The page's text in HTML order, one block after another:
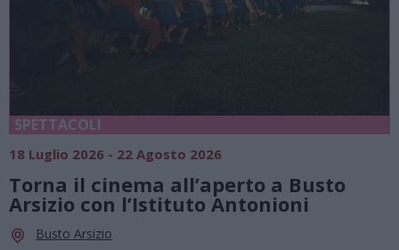
SPETTACOLI
18 Luglio 2026 - 22 Agosto 2026
Torna il cinema all’aperto a Busto
Arsizio con l’Istituto Antonioni
Busto Arsizio